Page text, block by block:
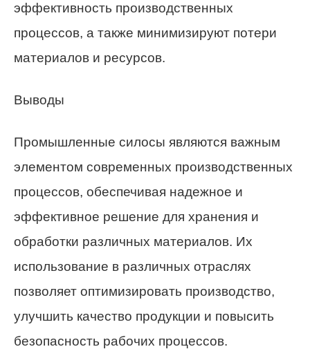
эффективность производственных
процессов, а также минимизируют потери
материалов и ресурсов.
Выводы
Промышленные силосы являются важным
элементом современных производственных
процессов, обеспечивая надежное и
эффективное решение для хранения и
обработки различных материалов. Их
использование в различных отраслях
позволяет оптимизировать производство,
улучшить качество продукции и повысить
безопасность рабочих процессов.